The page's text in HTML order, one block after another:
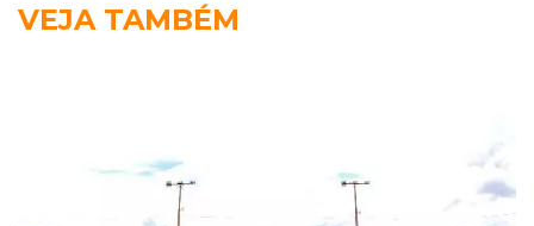
VEJA TAMBÉM